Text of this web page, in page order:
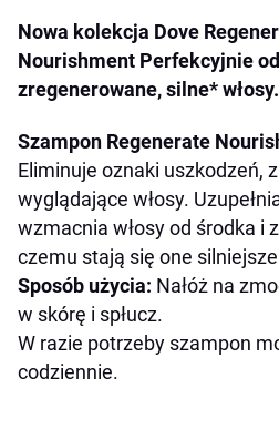
Nowa kolekcja Dove
Nourishment Perfekcyjnie
zregenerowane, silne* włosy.
Szampon Regenerate
Eliminuje oznaki uszkodzeń,
wyglądające włosy.
wzmacnia włosy od środka i
czemu stają się one
Sposób użycia: Nałóż na
w skórę i spłucz.
W razie potrzeby szampon
codziennie.